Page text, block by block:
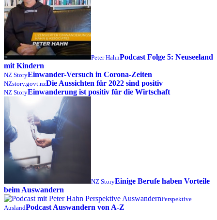
Peter HahnPodcast Folge 5: Neuseeland
mit Kindern
NZ StoryEinwander-Versuch in Corona-Zeiten
NZstory.govt.nzDie Aussichten für 2022 sind positiv
NZ StoryEinwanderung ist positiv für die Wirtschaft
NZ StoryEinige Berufe haben Vorteile
beim Auswandern
Perspektive
AuslandPodcast Auswandern von A-Z